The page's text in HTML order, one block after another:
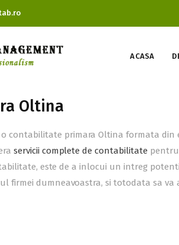
ACASA
Oltina
o contabilitate primara Oltina formata
servicii complete de contabilitate
este de a inlocui un intreg
firmei dumneavoastra, si totodata sa